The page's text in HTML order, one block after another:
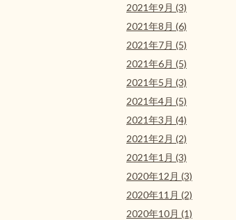
2021年9月 (3)
2021年8月 (6)
2021年7月 (5)
2021年6月 (5)
2021年5月 (3)
2021年4月 (5)
2021年3月 (4)
2021年2月 (2)
2021年1月 (3)
2020年12月 (3)
2020年11月 (2)
2020年10月 (1)